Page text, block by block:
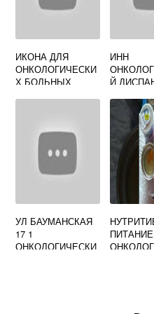
ИКОНА ДЛЯ
ОНКОЛОГИЧЕСКИ
Х БОЛЬНЫХ
ИНН
Й
УЛ БАУМАНСКАЯ
17 1
ОНКОЛОГИЧЕСКИ